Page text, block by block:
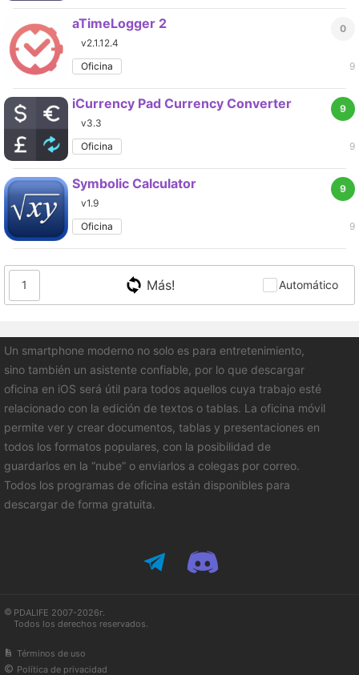
Un smartphone moderno no solo es para entretenimiento,
sino también un asistente confiable, por lo que descargar
oficina en iOS será útil para todos aquellos cuya trabajo esté
relacionado con la edición de textos o tablas. La oficina móvil
permite ver y crear documentos, tablas y presentaciones en
todos los formatos populares, con la posibilidad de
guardarlos en la “nube” o enviarlos a colegas por correo.
Todos los programas de oficina están disponibles para
descargar de forma gratuita.
0
aTimeLogger 2
v2.1.12.4
Oficina
9
9
iCurrency Pad Currency Converter
v3.3
Oficina
9
9
Symbolic Calculator
v1.9
Oficina
9
1 Más! Automático
PDALIFE 2007-2026г.
Todos los derechos reservados.
Términos de uso
Política de privacidad